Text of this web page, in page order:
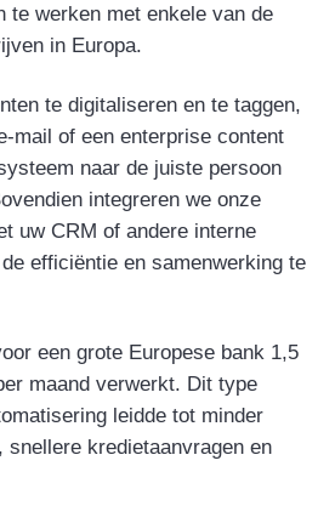
te werken met enkele van de
in Europa.
te digitaliseren en te taggen,
mail of een enterprise content
naar de juiste persoon
integreren we onze
uw CRM of andere interne
efficiëntie en samenwerking te
een grote Europese bank 1,5
maand verwerkt. Dit type
leidde tot minder
snellere kredietaanvragen en